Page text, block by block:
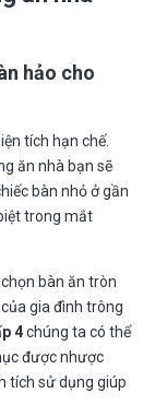
hảo cho
tích hạn chế.
ăn nhà bạn sẽ
bàn nhỏ ở gần
trong mắt
bàn ăn tròn
gia đình trông
4chúng ta có thể
được nhược
tích sử dụng giúp